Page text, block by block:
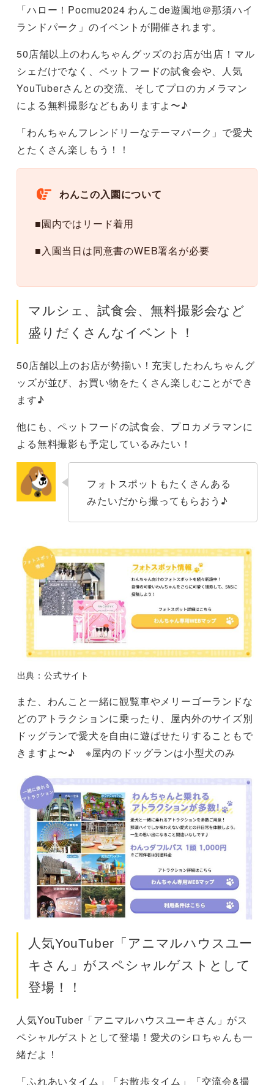
「ハロー！Pocmu2024 わんこde遊園地＠那須ハイ
ランドパーク」のイベントが開催されます。
50店舗以上のわんちゃんグッズのお店が出店！マル
シェだけでなく、ペットフードの試食会や、人気
YouTuberさんとの交流、そしてプロのカメラマン
による無料撮影などもありますよ〜♪
「わんちゃんフレンドリーなテーマパーク」で愛犬
とたくさん楽しもう！！
わんこの入園について
■園内ではリード着用
■入園当日は同意書のWEB署名が必要
マルシェ、試食会、無料撮影会など
盛りだくさんなイベント！
50店舗以上のお店が勢揃い！充実したわんちゃんグ
ッズが並び、お買い物をたくさん楽しむことができ
ます♪
他にも、ペットフードの試食会、プロカメラマンに
よる無料撮影も予定しているみたい！
フォトスポットもたくさんある
みたいだから撮ってもらおう♪
出典：公式サイト
また、わんこと一緒に観覧車やメリーゴーランドな
どのアトラクションに乗ったり、屋内外のサイズ別
ドッグランで愛犬を自由に遊ばせたりすることもで
きますよ〜♪ ※屋内のドッグランは小型犬のみ
人気YouTuber「アニマルハウスユー
キさん」がスペシャルゲストとして
登場！！
人気YouTuber「アニマルハウスユーキさん」がス
ペシャルゲストとして登場！愛犬のシロちゃんも一
緒だよ！
「ふれあいタイム」「お散歩タイム」「交流会&撮